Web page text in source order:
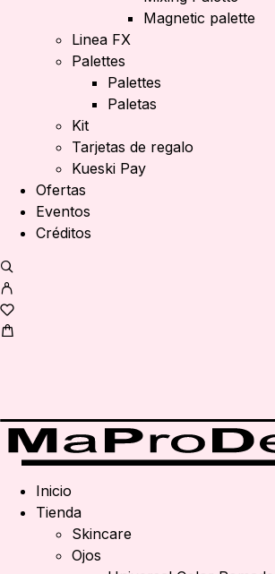
Magnetic palette
Linea FX
Palettes
Palettes
Paletas
Kit
Tarjetas de regalo
Kueski Pay
Ofertas
Eventos
Créditos
Inicio
Tienda
Skincare
Ojos